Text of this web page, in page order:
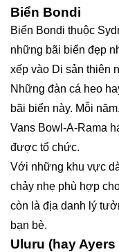
Biển Bondi
Biển Bondi thuộc
những bãi biển đẹp
xếp vào Di sản thiên
Những đàn cá heo
bãi biển này. Mỗi
Vans Bowl-A-Rama
được tổ chức.
Với những khu vực
chảy nhẹ phù hợp
còn là địa danh lý
bạn bè.
Uluru (hay